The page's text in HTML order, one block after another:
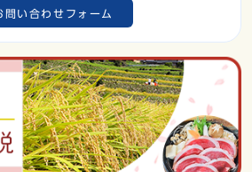
問い合わせフォーム